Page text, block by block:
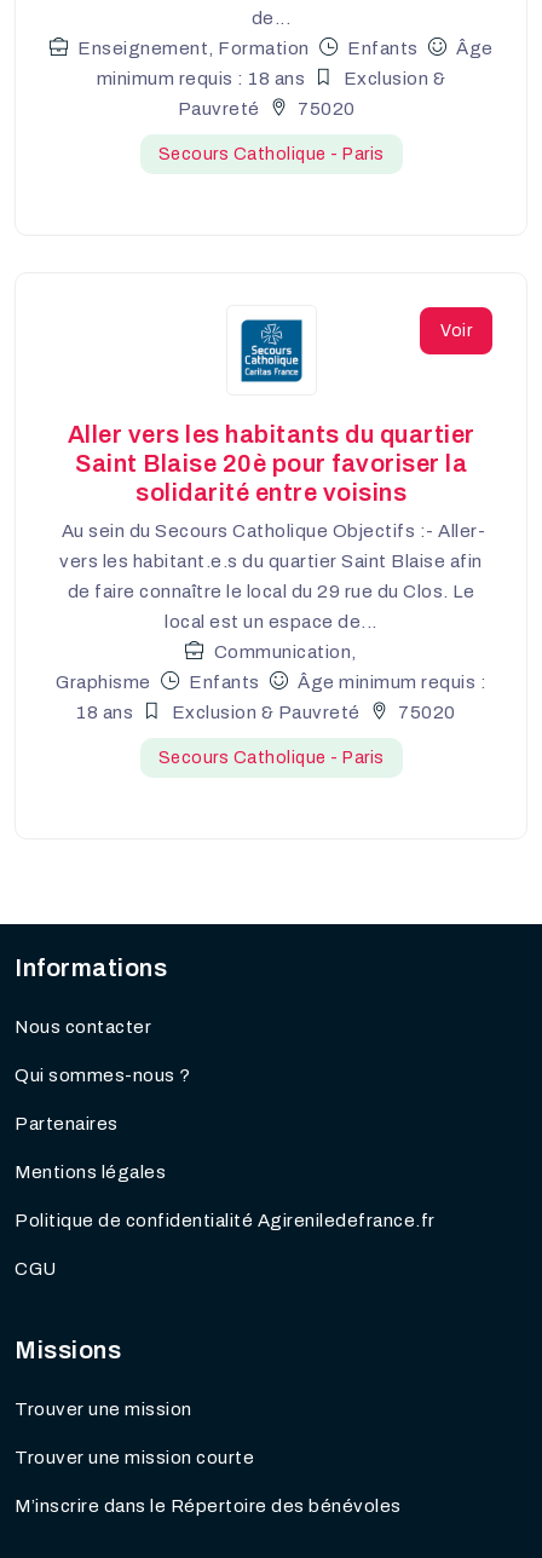
de...
Enseignement, Formation
Enfants
Âge
minimum requis : 18 ans
Exclusion &
Pauvreté
75020
Secours Catholique - Paris
Voir
Aller vers les habitants du quartier
Saint Blaise 20è pour favoriser la
solidarité entre voisins
Au sein du Secours Catholique Objectifs :- Aller-
vers les habitant.e.s du quartier Saint Blaise afin
de faire connaître le local du 29 rue du Clos. Le
local est un espace de...
Communication,
Graphisme
Enfants
Âge minimum requis :
18 ans
Exclusion & Pauvreté 75020
Secours Catholique - Paris
Informations
Nous contacter
Qui sommes-nous ?
Partenaires
Mentions légales
Politique de confidentialité Agireniledefrance.fr
CGU
Missions
Trouver une mission
Trouver une mission courte
M’inscrire dans le Répertoire des bénévoles